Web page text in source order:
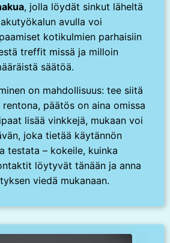
, jolla löydät sinkut läheltä
avulla voi
kotikulmien parhaisiin
treffit missä ja milloin
säätöä.
on mahdollisuus: tee siitä
päätös on aina omissa
lisää vinkkejä, mukaan voi
joka tietää käytännön
testata – kokeile, kuinka
löytyvät tänään ja anna
viedä mukanaan.